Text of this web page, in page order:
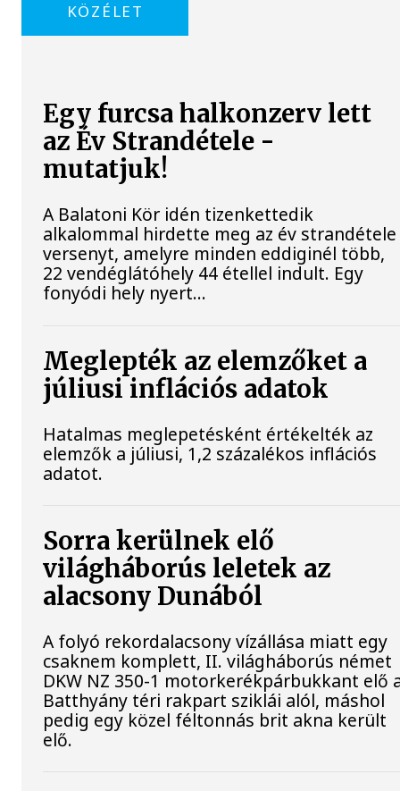
KÖZÉLET
Egy furcsa halkonzerv lett
az Év Strandétele -
mutatjuk!
A Balatoni Kör idén tizenkettedik
alkalommal hirdette meg az év strandétele
versenyt, amelyre minden eddiginél több,
22 vendéglátóhely 44 étellel indult. Egy
fonyódi hely nyert...
Meglepték az elemzőket a
júliusi inflációs adatok
Hatalmas meglepetésként értékelték az
elemzők a júliusi, 1,2 százalékos inflációs
adatot.
Sorra kerülnek elő
világháborús leletek az
alacsony Dunából
A folyó rekordalacsony vízállása miatt egy
csaknem komplett, II. világháborús német
DKW NZ 350-1 motorkerékpárbukkant elő
Batthyány téri rakpart sziklái alól, máshol
pedig egy közel féltonnás brit akna került
elő.